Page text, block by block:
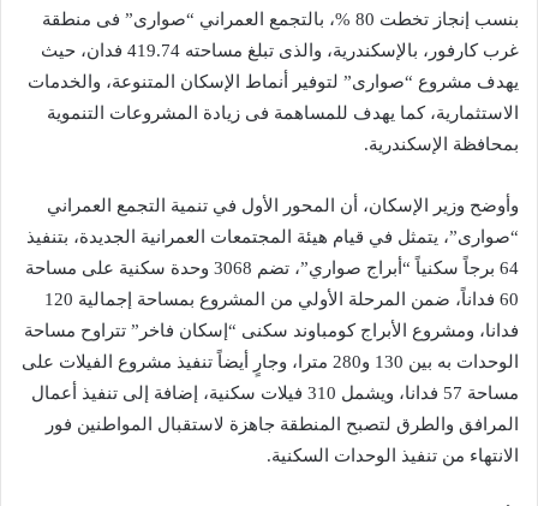
بنسب إنجاز تخطت 80 %، بالتجمع العمراني “صوارى” فى منطقة
غرب كارفور، بالإسكندرية، والذى تبلغ مساحته 419.74 فدان، حيث
يهدف مشروع “صوارى” لتوفير أنماط الإسكان المتنوعة، والخدمات
الاستثمارية، كما يهدف للمساهمة فى زيادة المشروعات التنموية
بمحافظة الإسكندرية.
وأوضح وزير الإسكان، أن المحور الأول في تنمية التجمع العمراني
“صوارى”، يتمثل في قيام هيئة المجتمعات العمرانية الجديدة، بتنفيذ
64 برجاً سكنياً “أبراج صواري”، تضم 3068 وحدة سكنية على مساحة
60 فداناً، ضمن المرحلة الأولي من المشروع بمساحة إجمالية 120
فدانا، ومشروع الأبراج كومباوند سكنى “إسكان فاخر” تتراوح مساحة
الوحدات به بين 130 و280 مترا، وجارٍ أيضاً تنفيذ مشروع الفيلات على
مساحة 57 فدانا، ويشمل 310 فيلات سكنية، إضافة إلى تنفيذ أعمال
المرافق والطرق لتصبح المنطقة جاهزة لاستقبال المواطنين فور
الانتهاء من تنفيذ الوحدات السكنية.